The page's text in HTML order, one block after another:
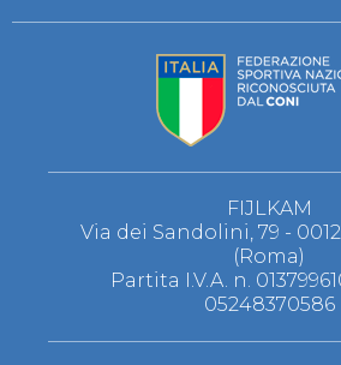
Contatti
News
Cookies Accept
Newsletter
Webinar
Corsi
Corsi di
Corsi FIJLKAM-
Corsi Preparatore
Edutraining class -
Corso Direttore di
FIJLKAM
Via dei Sandolini, 79 -
(Roma)
Partita I.V.A. n.
05248370586